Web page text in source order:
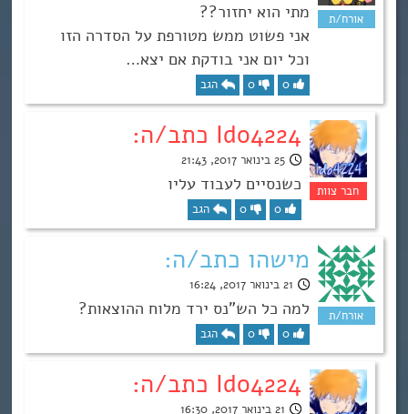
מתי הוא יחזור??
אני פשוט ממש מטורפת על הסדרה הזו
וכל יום אני בודקת אם יצא…
0
0 הגב
Ido4224 כתב/ה:
25 בינואר 2017, 21:43
כשנסיים לעבוד עליו
0
0 הגב
מישהו כתב/ה:
21 בינואר 2017, 16:24
למה כל הש”נס ירד מלוח ההוצאות?
0
0 הגב
Ido4224 כתב/ה:
21 בינואר 2017, 16:30